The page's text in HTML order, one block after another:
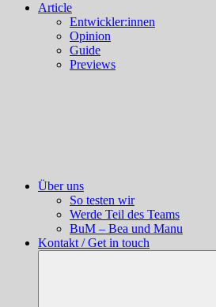
Article
Entwickler:innen
Opinion
Guide
Previews
Über uns
So testen wir
Werde Teil des Teams
BuM – Bea und Manu
Kontakt / Get in touch